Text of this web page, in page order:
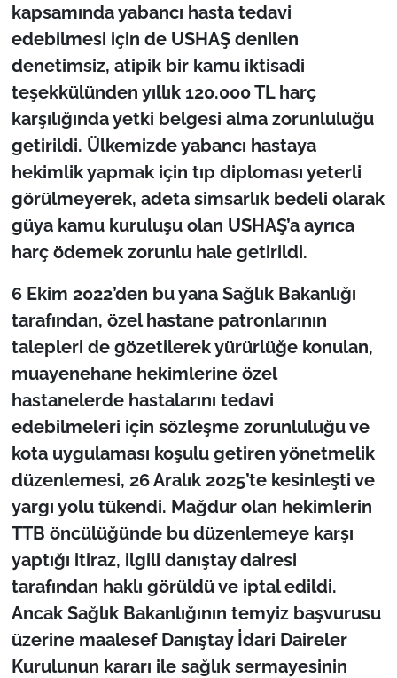
kapsamında yabancı hasta tedavi
edebilmesi için de USHAŞ denilen
denetimsiz, atipik bir kamu iktisadi
teşekkülünden yıllık 120.000 TL harç
karşılığında yetki belgesi alma zorunluluğu
getirildi. Ülkemizde yabancı hastaya
hekimlik yapmak için tıp diploması yeterli
görülmeyerek, adeta simsarlık bedeli olarak
güya kamu kuruluşu olan USHAŞ’a ayrıca
harç ödemek zorunlu hale getirildi.
6 Ekim 2022’den bu yana Sağlık Bakanlığı
tarafından, özel hastane patronlarının
talepleri de gözetilerek yürürlüğe konulan,
muayenehane hekimlerine özel
hastanelerde hastalarını tedavi
edebilmeleri için sözleşme zorunluluğu ve
kota uygulaması koşulu getiren yönetmelik
düzenlemesi, 26 Aralık 2025’te kesinleşti ve
yargı yolu tükendi. Mağdur olan hekimlerin
TTB öncülüğünde bu düzenlemeye karşı
yaptığı itiraz, ilgili danıştay dairesi
tarafından haklı görüldü ve iptal edildi.
Ancak Sağlık Bakanlığının temyiz başvurusu
üzerine maalesef Danıştay İdari Daireler
Kurulunun kararı ile sağlık sermayesinin